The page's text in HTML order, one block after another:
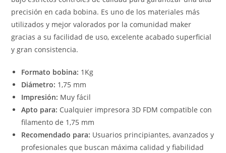
precisión en cada bobina. Es uno de los materiales más
utilizados y mejor valorados por la comunidad maker
gracias a su facilidad de uso, excelente acabado superficial
y gran consistencia.
Formato bobina: 1Kg
Diámetro: 1,75 mm
Impresión: Muy fácil
Apto para: Cualquier impresora 3D FDM compatible con
filamento de 1,75 mm
Recomendado para: Usuarios principiantes, avanzados y
profesionales que buscan máxima calidad y fiabilidad